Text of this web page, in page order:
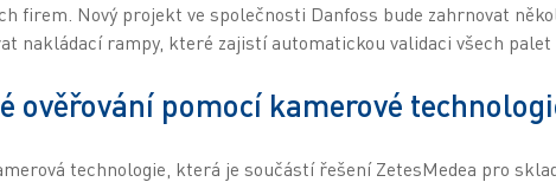
firem. Nový projekt ve společnosti Danfoss bude zahrnovat
nakládací rampy, které zajistí automatickou validaci všech palet
ověřování pomocí kamerové
technologie, která je součástí řešení ZetesMedea pro